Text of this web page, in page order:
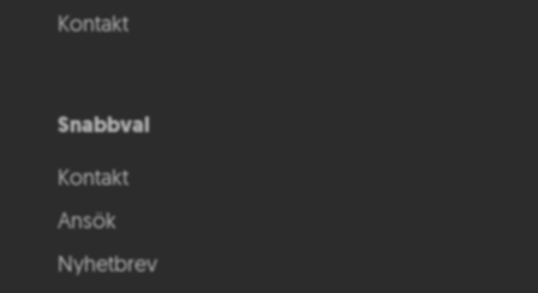
Kontakt
Snabbval
Kontakt
Ansök
Nyhetbrev